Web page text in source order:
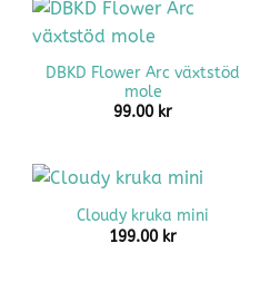
DBKD Flower Arc växtstöd
mole
99.00 kr
Cloudy kruka mini
199.00 kr